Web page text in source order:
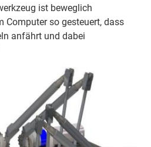
ist beweglich
Computer so gesteuert, dass
anfährt und dabei